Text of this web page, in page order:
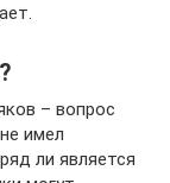
– вопрос
имел
ли является